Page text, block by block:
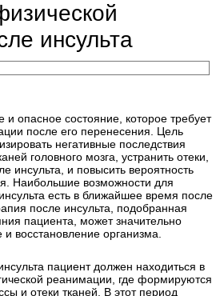
инсульта
и опасное состояние, которое требует
после его перенесения. Цель
негативные последствия
головного мозга, устранить отеки,
инсульта, и повысить вероятность
Наибольшие возможности для
есть в ближайшее время после
после инсульта, подобранная
пациента, может значительно
и восстановление организма.
пациент должен находиться в
реанимации, где формируются
и отеки тканей. В этот период